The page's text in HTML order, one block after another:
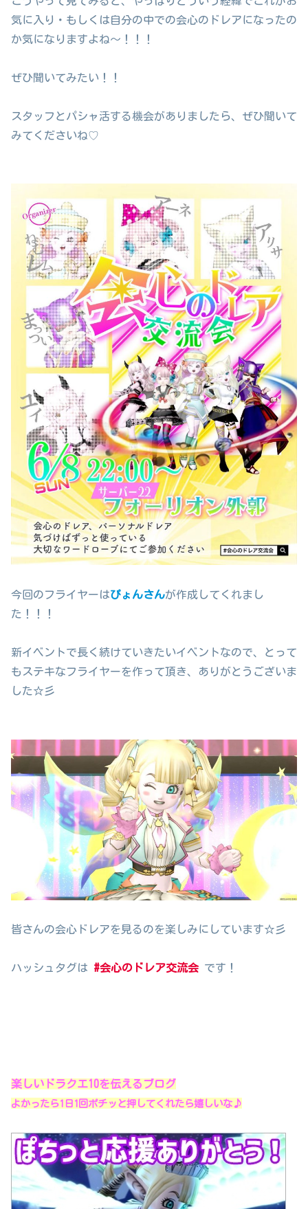
気に入り・もしくは自分の中での会心のドレアになったの
か気になりますよね～！！！
ぜひ聞いてみたい！！
スタッフとパシャ活する機会がありましたら、ぜひ聞いて
みてくださいね♡
今回のフライヤーはぴょんさんが作成してくれまし
た！！！
新イベントで長く続けていきたいイベントなので、とって
もステキなフライヤーを作って頂き、ありがとうございま
した☆彡
皆さんの会心ドレアを見るのを楽しみにしています☆彡
ハッシュタグは #会心のドレア交流会 です！
楽しいドラクエ10を伝えるブログ
よかったら1日1回ポチッと押してくれたら嬉しいな♪